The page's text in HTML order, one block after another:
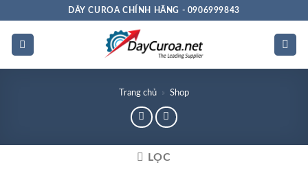
dung
DÂY CUROA CHÍNH HÃNG - 0906999843
Trang chủ » Shop
LỌC